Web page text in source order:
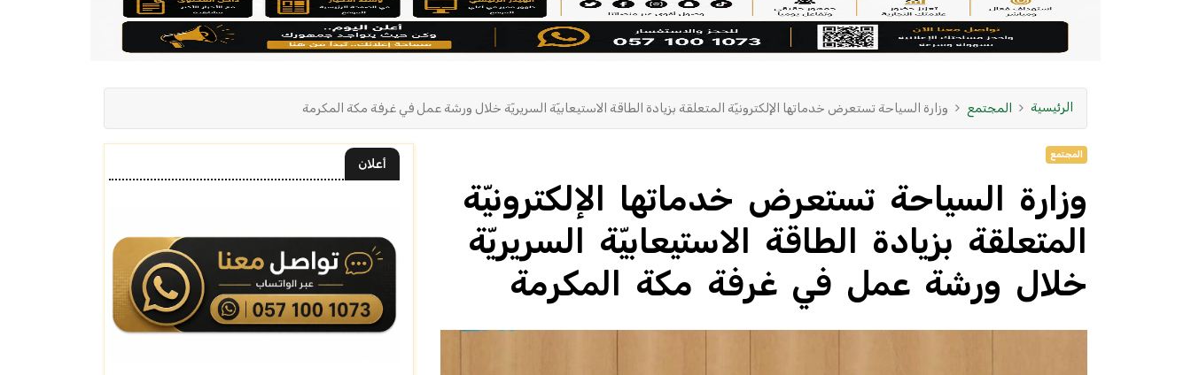
الرئيسية المجتمع وزارة السياحة تستعرض خدماتها الإلكترونيّة المتعلقة بزيادة الطاقة الاستيعابيّة السريريّة خلال ورشة عمل في غرفة مكة المكرمة
المجتمع
وزارة السياحة تستعرض خدماتها الإلكترونيّة
المتعلقة بزيادة الطاقة الاستيعابيّة السريريّة
خلال ورشة عمل في غرفة مكة المكرمة
أعلان